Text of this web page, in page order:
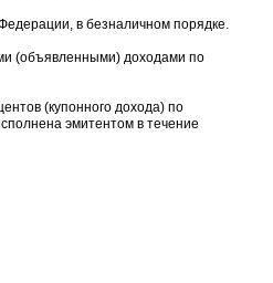
в безналичном порядке.
(объявленными) доходами по
(купонного дохода) по
эмитентом в течение